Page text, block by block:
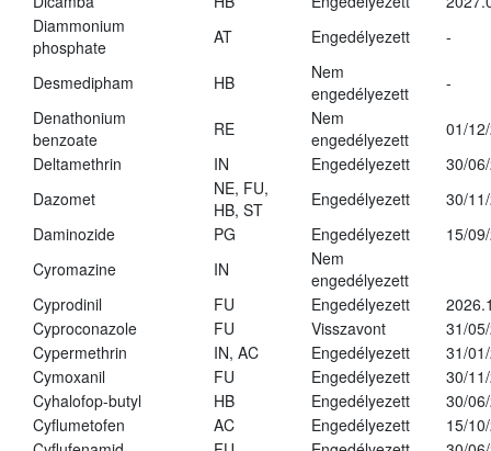
Diammonium
phosphate
AT Engedélyezett -
Desmedipham HB
Nem
engedélyezett
-
Denathonium
benzoate
RE
Nem
engedélyezett
01/
Deltamethrin
IN Engedélyezett
30/
Dazomet
NE, FU,
HB, ST
Engedélyezett
30/
Daminozide
PG Engedélyezett
15/
Cyromazine
IN
Nem
engedélyezett
Cyprodinil
FU Engedélyezett
Cyproconazole
FU Visszavont
31/
Cypermethrin
IN, AC Engedélyezett
31/
Cymoxanil
FU Engedélyezett
30/
Cyhalofop-butyl
HB Engedélyezett
30/
Cyflumetofen
AC Engedélyezett
15/